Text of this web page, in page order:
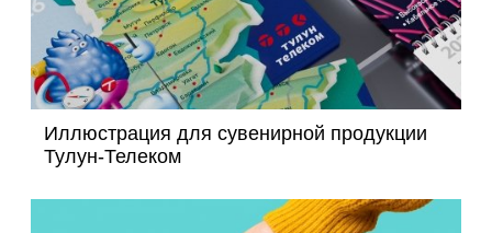
Иллюстрация для сувенирной продукции
Тулун-Телеком